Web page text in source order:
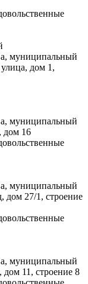
муниципальный
дом 1,
муниципальный
дом 16
муниципальный
дом 27/1, строение
муниципальный
11, строение 8